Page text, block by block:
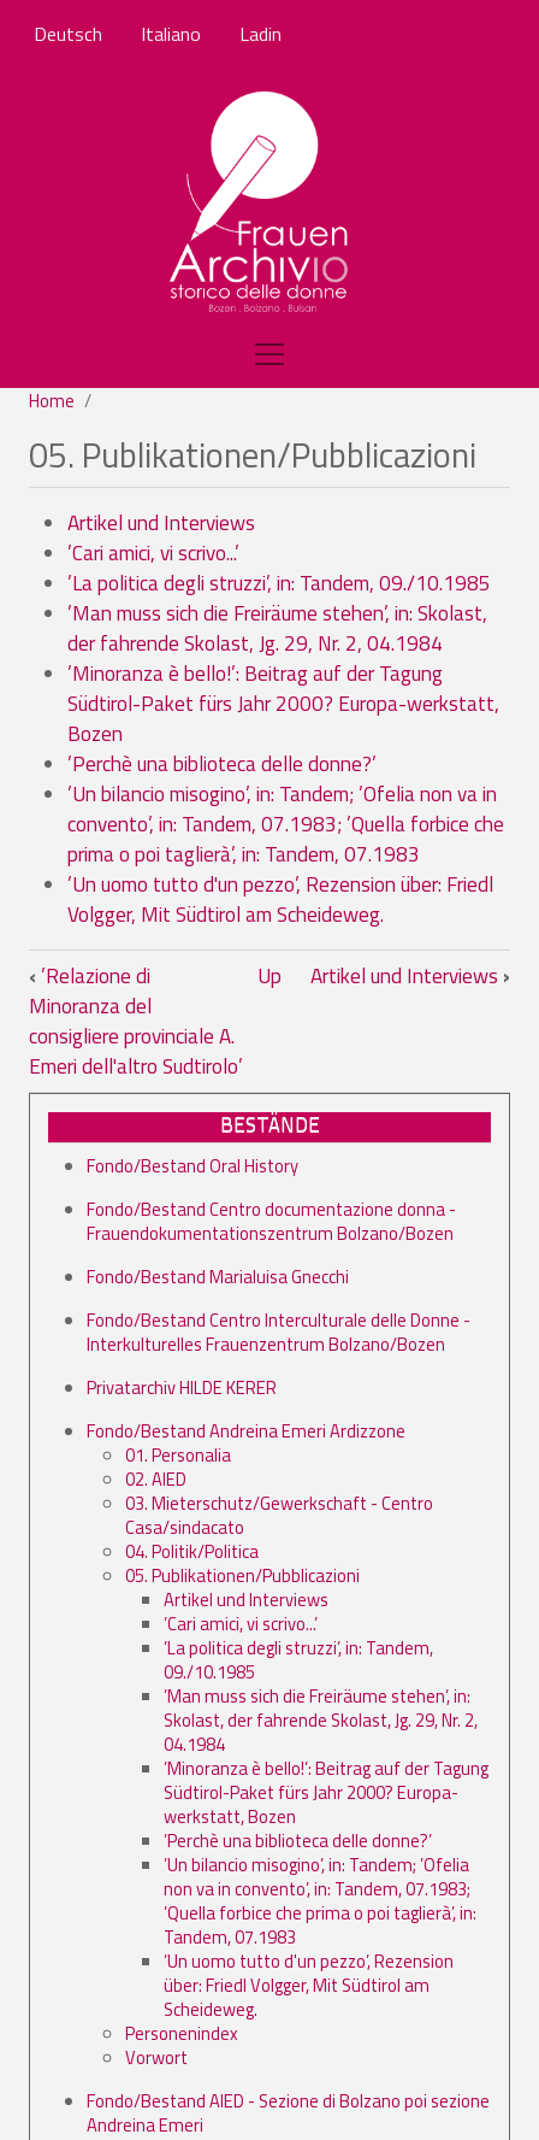
Deutsch Italiano Ladin
Home
05. Publikationen/Pubblicazioni
Artikel und Interviews
’Cari amici, vi scrivo...’
’La politica degli struzzi’, in: Tandem, 09./10.1985
’Man muss sich die Freiräume stehen’, in: Skolast,
der fahrende Skolast, Jg. 29, Nr. 2, 04.1984
’Minoranza è bello!’: Beitrag auf der Tagung
Südtirol-Paket fürs Jahr 2000? Europa-werkstatt,
Bozen
’Perchè una biblioteca delle donne?’
’Un bilancio misogino’, in: Tandem; ’Ofelia non va in
convento’, in: Tandem, 07.1983; ’Quella forbice che
prima o poi taglierà’, in: Tandem, 07.1983
’Un uomo tutto d'un pezzo’, Rezension über: Friedl
Volgger, Mit Südtirol am Scheideweg.
Book traversal links for 05.
‹ ’Relazione di
Minoranza del
consigliere provinciale A.
Emeri dell'altro Sudtirolo’
Up Artikel und Interviews ›
BESTÄNDE
Fondo/Bestand Oral History
Fondo/Bestand Centro documentazione donna -
Frauendokumentationszentrum Bolzano/Bozen
Fondo/Bestand Marialuisa Gnecchi
Fondo/Bestand Centro Interculturale delle Donne -
Interkulturelles Frauenzentrum Bolzano/Bozen
Privatarchiv HILDE KERER
Fondo/Bestand Andreina Emeri Ardizzone
01. Personalia
02. AIED
03. Mieterschutz/Gewerkschaft - Centro
Casa/sindacato
04. Politik/Politica
05. Publikationen/Pubblicazioni
Artikel und Interviews
’Cari amici, vi scrivo...’
’La politica degli struzzi’, in: Tandem,
09./10.1985
’Man muss sich die Freiräume stehen’, in:
Skolast, der fahrende Skolast, Jg. 29, Nr. 2,
04.1984
’Minoranza è bello!’: Beitrag auf der Tagung
Südtirol-Paket fürs Jahr 2000? Europa-
werkstatt, Bozen
’Perchè una biblioteca delle donne?’
’Un bilancio misogino’, in: Tandem; ’Ofelia
non va in convento’, in: Tandem, 07.1983;
’Quella forbice che prima o poi taglierà’, in:
Tandem, 07.1983
’Un uomo tutto d'un pezzo’, Rezension
über: Friedl Volgger, Mit Südtirol am
Scheideweg.
Personenindex
Vorwort
Fondo/Bestand AIED - Sezione di Bolzano poi sezione
Andreina Emeri